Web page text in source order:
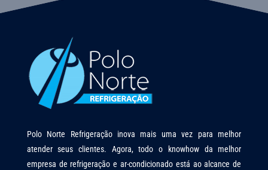
Polo Norte Refrigeração inova mais uma vez para melhor
atender seus clientes. Agora, todo o knowhow da melhor
empresa de refrigeração e ar-condicionado está ao alcance de